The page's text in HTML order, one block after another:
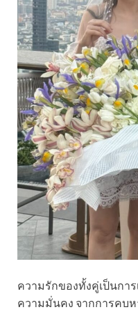
ความรักของทั้งคู่เป็นการ
ความมั่นคง จากการคบห